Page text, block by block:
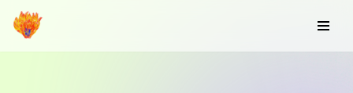
Aller
au